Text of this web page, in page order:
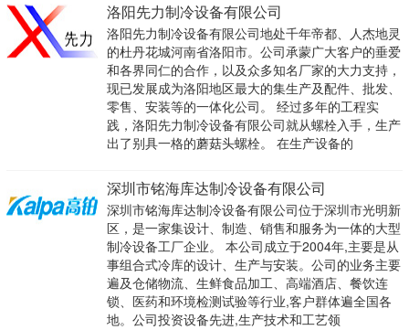
洛阳先力制冷设备有限公司
洛阳先力制冷设备有限公司地处千年帝都、人杰地灵
的杜丹花城河南省洛阳市。公司承蒙广大客户的垂爱
和各界同仁的合作，以及众多知名厂家的大力支持，
现已发展成为洛阳地区最大的集生产及配件、批发、
零售、安装等的一体化公司。 经过多年的工程实
践，洛阳先力制冷设备有限公司就从螺栓入手，生产
出了别具一格的蘑菇头螺栓。 在生产设备的
深圳市铭海库达制冷设备有限公司
深圳市铭海库达制冷设备有限公司位于深圳市光明新
区，是一家集设计、制造、销售和服务为一体的大型
制冷设备工厂企业。 本公司成立于2004年,主要是从
事组合式冷库的设计、生产与安装。公司的业务主要
遍及仓储物流、生鲜食品加工、高端酒店、餐饮连
锁、医药和环境检测试验等行业,客户群体遍全国各
地。公司投资设备先进,生产技术和工艺领